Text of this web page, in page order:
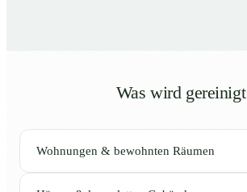
Was wird gereinigt
Wohnungen & bewohnten Räumen